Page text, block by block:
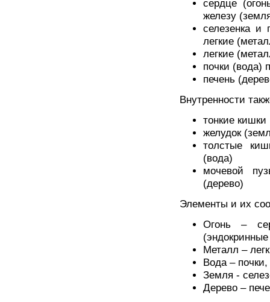
сердце
железу
селезенка и
легкие
легкие
почки (вода)
печень
Внутренности
тонкие
желудок
толстые
(вода)
мочевой
(дерево)
Элементы и их
Огонь –
Металл –
Вода –
Земля -
Дерево –